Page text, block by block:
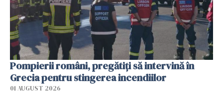
Pompierii români, pregătiţi să intervină în
Grecia pentru stingerea incendiilor
01 AUGUST 2026